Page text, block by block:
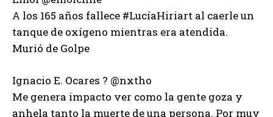
A los 165 años fallece #LucíaHiriart al caerle un
tanque de oxígeno mientras era atendida.
Murió de Golpe
Ignacio E. Ocares ? ‏@nxtho
Me genera impacto ver como la gente goza y
anhela tanto la muerte de una persona. Por muy